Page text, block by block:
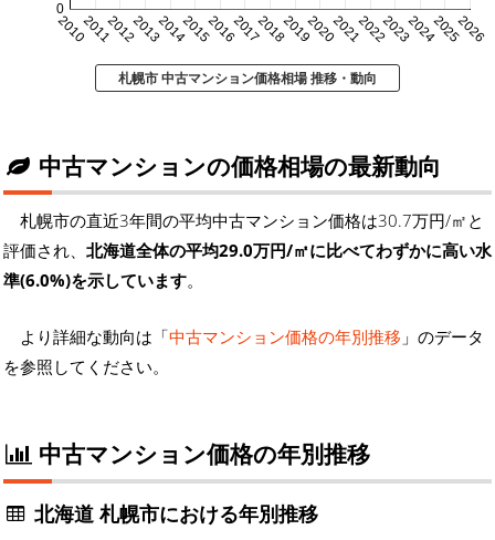
20102011201220132014201520162017201820192020202120222023202420252026
0
札幌市 中古マンション価格相場 推移・動向
中古マンションの価格相場の最新動向
札幌市の直近3年間の平均中古マンション価格は30.7万円/㎡と
評価され、 北海道全体の平均29.0万円/㎡に比べてわずかに高い水
準(6.0%)を示しています。
より詳細な動向は「中古マンション価格の年別推移 」のデータ
を参照してください。
中古マンション価格の年別推移
北海道 札幌市における年別推移